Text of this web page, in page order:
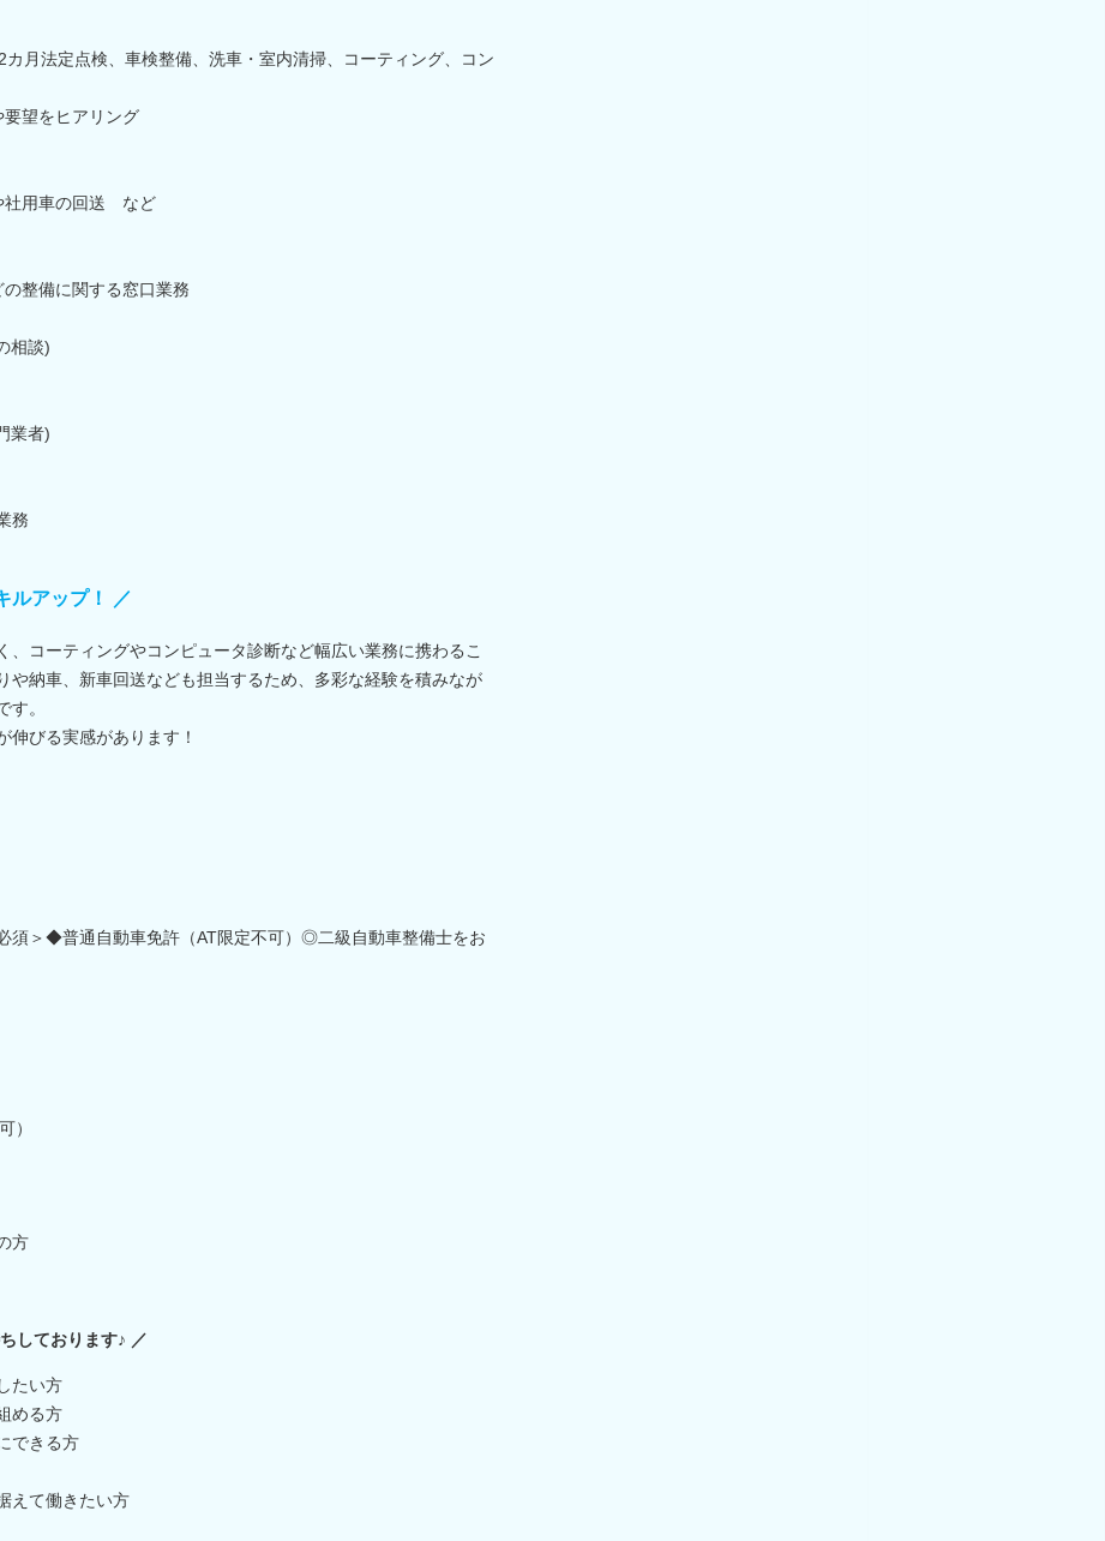
月法定点検、車検整備、洗車・室内清掃、コーティング、コン
望をヒアリング
社用車の回送 など
整備に関する窓口業務
相談)
業者)
務
ルアップ！ ／
、コーティングやコンピュータ診断など幅広い業務に携わるこ
や納車、新車回送なども担当するため、多彩な経験を積みなが
す。
伸びる実感があります！
須＞◆普通自動車免許（AT限定不可）◎二級自動車整備士をお
）
方
しております♪ ／
たい方
める方
できる方
えて働きたい方